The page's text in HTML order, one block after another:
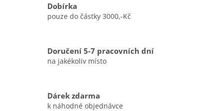
Dobírka
pouze do částky 3000,-Kč
Doručení 5-7 pracovních dní
na jakékoliv místo
Dárek zdarma
k náhodné objednávce